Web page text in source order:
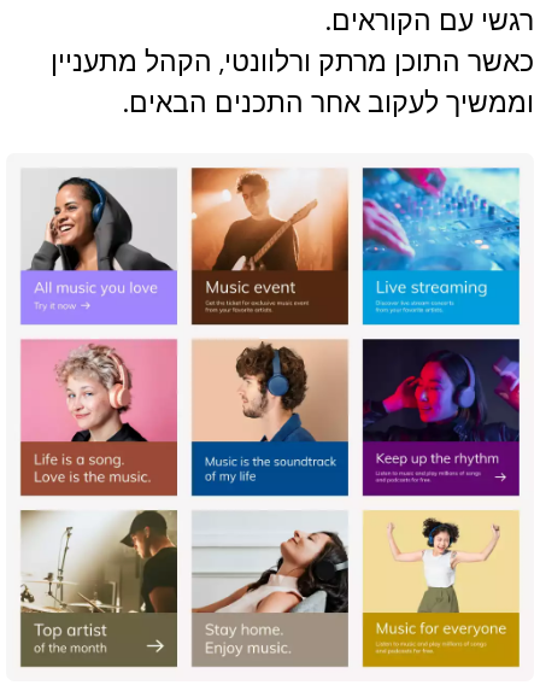
רגשי עם הקוראים.
כאשר התוכן מרתק ורלוונטי, הקהל מתעניין
וממשיך לעקוב אחר התכנים הבאים.